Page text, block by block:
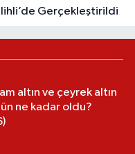
Gerçekleştirildi
altın ve çeyrek altın
ne kadar oldu?